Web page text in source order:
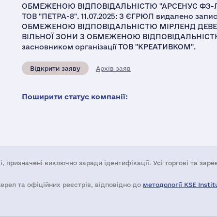
ОБМЕЖЕНОЮ ВІДПОВІДАЛЬНІСТЮ "АРСЕНУС ФЗ-
ТОВ "ПЕТРА-8". 11.07.2025: З ЄГРЮЛ видалено
ОБМЕЖЕНОЮ ВІДПОВІДАЛЬНІСТЮ МІРЛЕНД
ВІЛЬНОЇ ЗОНИ З ОБМЕЖЕНОЮ
засновником організації ТОВ "КРЕАТИВКОМ".
Відкрити заяву Архів заяв
Поширити статус компанії:
виключно заради ідентифікації. Усі торгові та
та офіційних реєстрів, відповідно до методології KSE